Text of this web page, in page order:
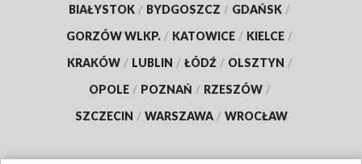
BIAŁYSTOK / BYDGOSZCZ / GDAŃSK /
GORZÓW WLKP. / KATOWICE / KIELCE /
KRAKÓW / LUBLIN / ŁÓDŹ / OLSZTYN /
OPOLE / POZNAŃ / RZESZÓW /
SZCZECIN / WARSZAWA / WROCŁAW